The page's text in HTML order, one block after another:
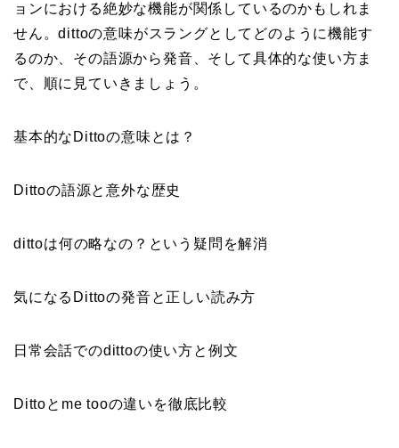
ョンにおける絶妙な機能が関係しているのかもしれま
せん。dittoの意味がスラングとしてどのように機能す
るのか、その語源から発音、そして具体的な使い方ま
で、順に見ていきましょう。
基本的なDittoの意味とは？
Dittoの語源と意外な歴史
dittoは何の略なの？という疑問を解消
気になるDittoの発音と正しい読み方
日常会話でのdittoの使い方と例文
Dittoとme tooの違いを徹底比較